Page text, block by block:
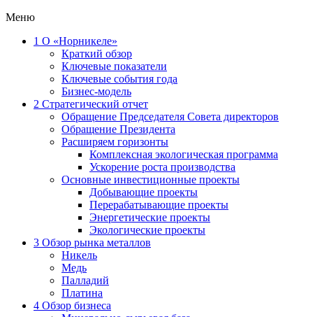
Меню
1 О «Норникеле»
Краткий обзор
Ключевые показатели
Ключевые события года
Бизнес-модель
2 Стратегический отчет
Обращение Председателя Совета директоров
Обращение Президента
Расширяем горизонты
Комплексная экологическая программа
Ускорение роста производства
Основные инвестиционные проекты
Добывающие проекты
Перерабатывающие проекты
Энергетические проекты
Экологические проекты
3 Обзор рынка металлов
Никель
Медь
Палладий
Платина
4 Обзор бизнеса